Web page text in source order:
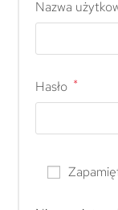
Nazwa
Hasło *